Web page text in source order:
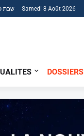
שבת כ״ה אב תשפ"ו Samedi 8 Août 2026
DOSSIERS